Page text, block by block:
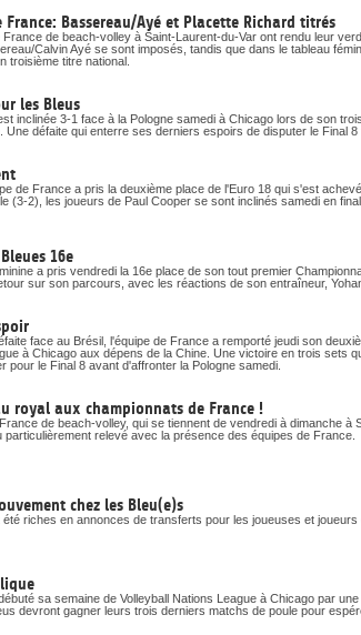
France: Bassereau/Ayé et Placette Richard titrés
de beach-volley à Saint-Laurent-du-Var ont rendu leur
Calvin Ayé se sont imposés, tandis que dans le tableau
troisième titre national.
les Bleus
inclinée 3-1 face à la Pologne samedi à Chicago lors de son
Une défaite qui enterre ses derniers espoirs de disputer le Final 8
de France a pris la deuxième place de l'Euro 18 qui s'est
(3-2), les joueurs de Paul Cooper se sont inclinés samedi en
16e
a pris vendredi la 16e place de son tout premier
sur son parcours, avec les réactions de son entraîneur,
face au Brésil, l'équipe de France a remporté jeudi son
à Chicago aux dépens de la Chine. Une victoire en trois sets
pour le Final 8 avant d'affronter la Pologne samedi.
royal aux championnats de France !
de beach-volley, qui se tiennent de vendredi à dimanche à
particulièrement relevé avec la présence des équipes de France.
chez les Bleu(e)s
riches en annonces de transferts pour les joueuses et joueurs
sa semaine de Volleyball Nations League à Chicago par
devront gagner leurs trois derniers matchs de poule pour